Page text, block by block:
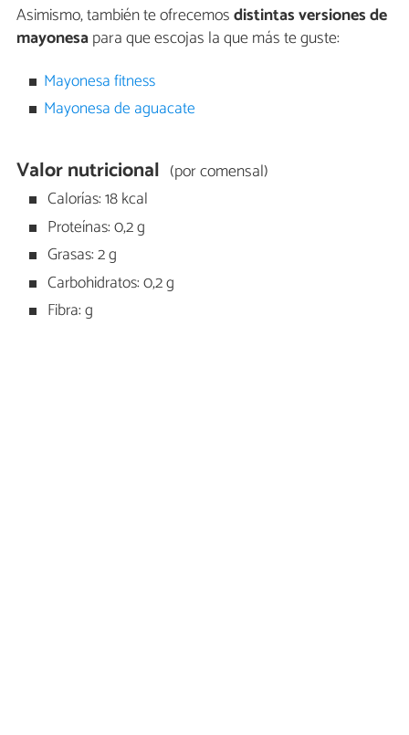
Asimismo, también te ofrecemosdistintas versiones de
mayonesapara que escojas la que más te guste:
Mayonesa fitness
Mayonesa de aguacate
Valor nutricional (por comensal)
Calorías: 18 kcal
Proteínas: 0,2 g
Grasas: 2 g
Carbohidratos: 0,2 g
Fibra: g